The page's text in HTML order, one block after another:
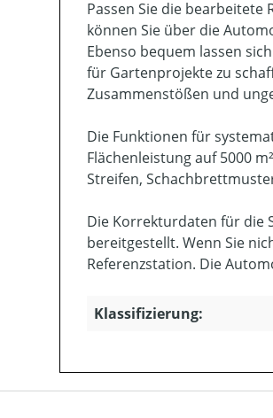
Passen Sie die
können Sie über die
Ebenso bequem lassen
für Gartenprojekte zu
Zusammenstößen und
Die Funktionen für
Flächenleistung auf 5000
Streifen,
Die Korrekturdaten für die
bereitgestellt. Wenn Sie
Referenzstation. Die
Klassifizierung: